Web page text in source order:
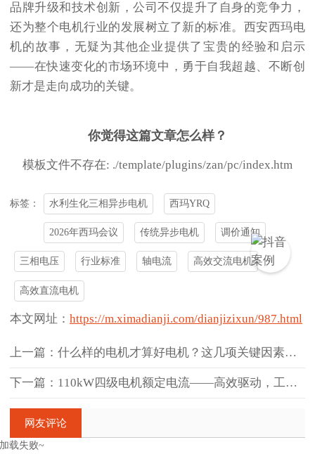
品牌升级和技术创新，公司不仅提升了自身的竞争力，
还为整个电机行业的发展树立了新的标准。西安西玛电
机的故事，无疑为其他企业提供了宝贵的经验和启示
——在快速变化的市场环境中，勇于自我超越、不断创
新才是走向成功的关键。
你觉得这篇文章怎么样？
模板文件不存在: ./template/plugins/zan/pc/index.htm
标签： 水利生化三相异步电机 西玛YRQ
2026年西玛会议 传统异步电机 调价通知
三相电压 行业标准 轴电流 高效交流电机
高效直流电机
本文网址： https://m.ximadianji.com/dianjizixun/987.html
上一篇：什么样的电机才算好电机？这几项关键因素缺一不可
下一篇：110kW四级电机额定电流——高效驱动，工业利器
网友评论
加载失败~